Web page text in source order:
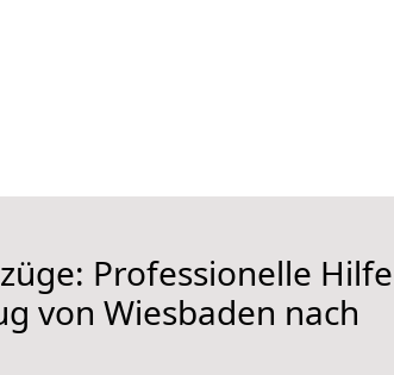
Professionelle Hilfe
von Wiesbaden nach